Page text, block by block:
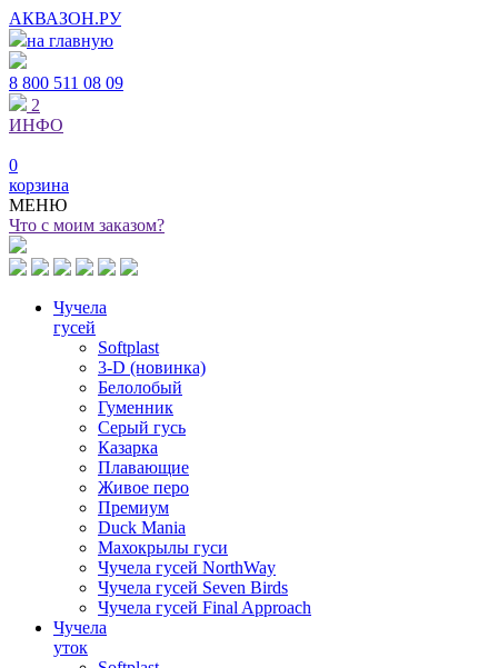
АКВАЗОН.РУ
на главную
8 800 511 08 09
2
ИНФО
0
корзина
МЕНЮ
Что с моим заказом?
Чучела
гусей
Softplast
3-D (новинка)
Белолобый
Гуменник
Серый гусь
Казарка
Плавающие
Живое перо
Премиум
Duck Mania
Махокрылы гуси
Чучела гусей NorthWay
Чучела гусей Seven Birds
Чучела гусей Final Approach
Чучела
уток